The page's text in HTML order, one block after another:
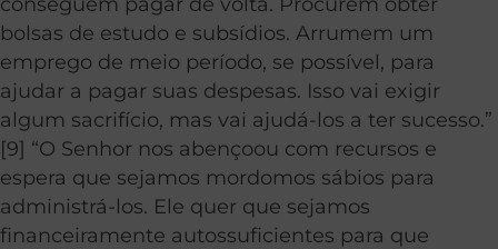
bolsas de estudo e subsídios. Arrumem um
emprego de meio período, se possível, para
ajudar a pagar suas despesas. Isso vai exigir
algum sacrifício, mas vai ajudá-los a ter sucesso.”
[9] “O Senhor nos abençoou com recursos e
espera que sejamos mordomos sábios para
administrá-los. Ele quer que sejamos
financeiramente autossuficientes para que